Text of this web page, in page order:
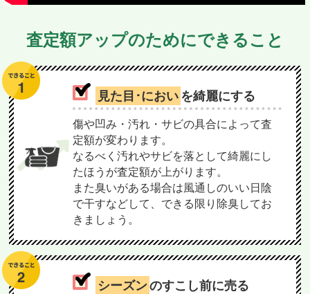
査定額アップのためにできること
見た目･におい を綺麗にする
傷や凹み・汚れ・サビの具合によって査
定額が変わります。
なるべく汚れやサビを落として綺麗にし
たほうが査定額が上がります。
また臭いがある場合は風通しのいい日陰
で干すなどして、できる限り除臭してお
きましょう。
シーズンのすこし前に売る